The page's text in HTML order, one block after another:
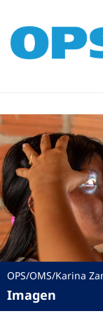
OPS/OMS/Karina
Imagen